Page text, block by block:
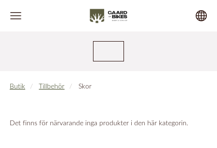
Butik Tillbehör Skor
Det finns för närvarande inga produkter i den här kategorin.